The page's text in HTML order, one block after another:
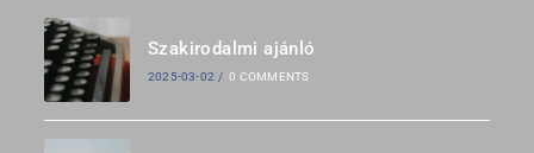
Szakirodalmi ajánló
2025-03-02 / 0 COMMENTS